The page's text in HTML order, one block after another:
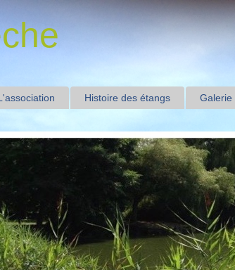
Histoire des étangs Galerie